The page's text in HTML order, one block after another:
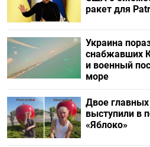
ракет для
Украина
снабжавших
и военный
море
Двое главных
выступили в
«Яблоко»